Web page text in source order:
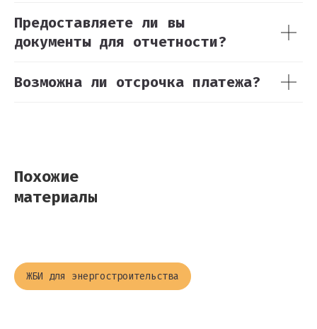
Предоставляете ли вы
документы для отчетности?
Возможна ли отсрочка платежа?
Похожие
материалы
ЖБИ для энергостроительства